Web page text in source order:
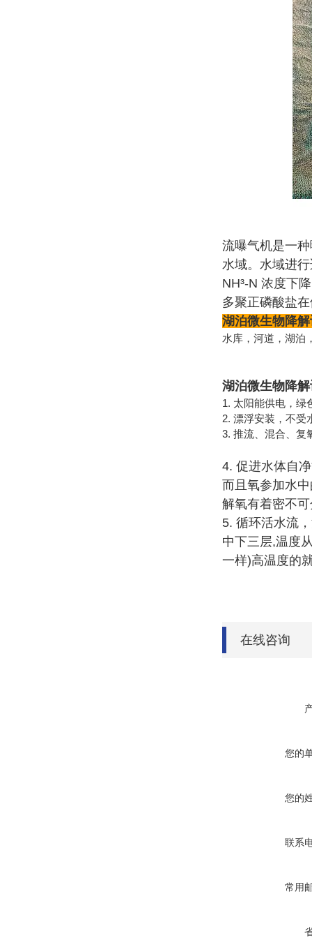
流曝气机是一
水域。水域进
NH³-N 浓度下
多聚正磷酸盐
湖泊微生物降
水库，河道，湖泊
湖泊微生物降
1. 太阳能供电，绿
2. 漂浮安装，不受
3. 推流、混合、复
4. 促进水体自
而且氧参加水
解氧有着密不
5. 循环活水流
中下三层,温度
一样)高温度的
在线咨询
您的
您的
联系
常用